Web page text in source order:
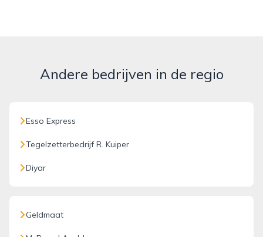
Andere bedrijven in de regio
Esso Express
Tegelzetterbedrijf R. Kuiper
Diyar
Geldmaat